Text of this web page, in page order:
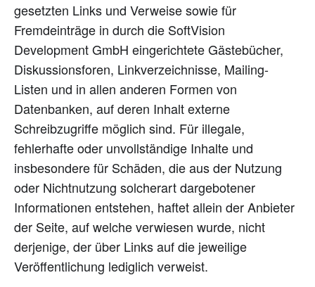
gesetzten Links und Verweise sowie für
Fremdeinträge in durch die SoftVision
Development GmbH eingerichtete Gästebücher,
Diskussionsforen, Linkverzeichnisse, Mailing-
Listen und in allen anderen Formen von
Datenbanken, auf deren Inhalt externe
Schreibzugriffe möglich sind. Für illegale,
fehlerhafte oder unvollständige Inhalte und
insbesondere für Schäden, die aus der Nutzung
oder Nichtnutzung solcherart dargebotener
Informationen entstehen, haftet allein der Anbieter
der Seite, auf welche verwiesen wurde, nicht
derjenige, der über Links auf die jeweilige
Veröffentlichung lediglich verweist.